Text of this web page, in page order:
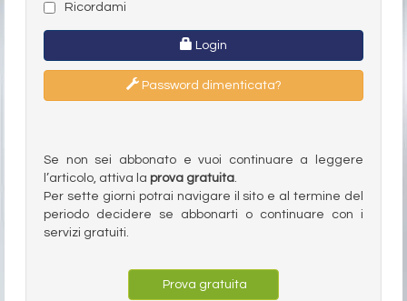
Ricordami
Login
Password dimenticata?
Se non sei abbonato e vuoi continuare a leggere
l’articolo, attiva la prova gratuita.
Per sette giorni potrai navigare il sito e al termine del
periodo decidere se abbonarti o continuare con i
servizi gratuiti.
Prova gratuita